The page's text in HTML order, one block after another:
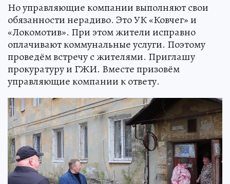
Но управляющие компании выполняют свои
обязанности нерадиво. Это УК «Ковчег» и
«Локомотив». При этом жители исправно
оплачивают коммунальные услуги. Поэтому
проведём встречу с жителями. Приглашу
прокуратуру и ГЖИ. Вместе призовём
управляющие компании к ответу.